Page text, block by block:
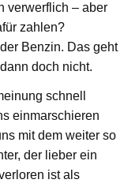
verwerflich – aber
zahlen?
Benzin. Das geht
doch nicht.
schnell
einmarschieren
mit dem weiter so
der lieber ein
ist als